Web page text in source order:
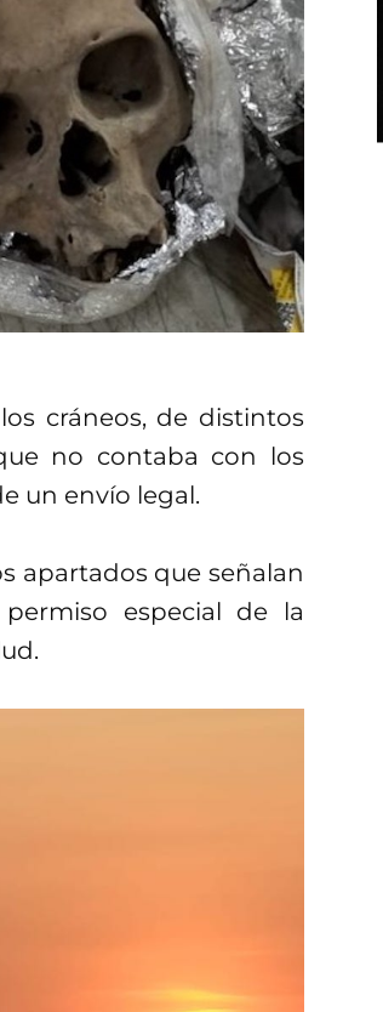
cráneos, de distintos
no contaba con los
un envío legal.
apartados que señalan
especial de la